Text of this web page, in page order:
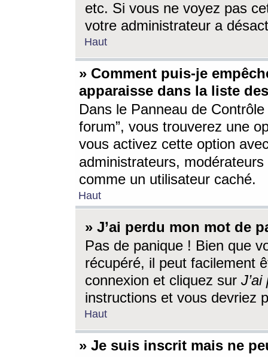
etc. Si vous ne voyez pas
votre administrateur a
Haut
» Comment puis-je
apparaisse dans la liste
Dans le Panneau de
forum”, vous trouverez une
vous activez cette option
administrateurs,
comme un utilisateur caché.
Haut
» J’ai perdu mon mot de
Pas de panique ! Bien que
récupéré, il peut facilement
connexion et cliquez sur
instructions et vous devriez
Haut
» Je suis inscrit mais ne